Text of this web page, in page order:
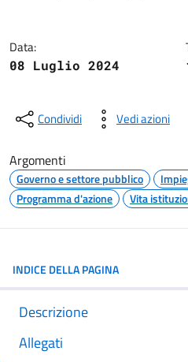
Data:
08 Luglio 2024
Condividi Vedi azioni
Argomenti
Governo e settore pubblico
Programma d'azione
Vita
INDICE DELLA PAGINA
Descrizione
Allegati